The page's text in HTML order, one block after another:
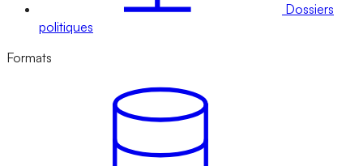
Dossiers
politiques
Formats